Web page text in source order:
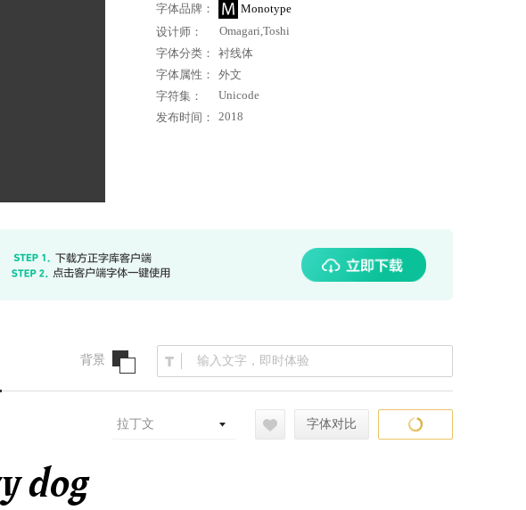
字体品牌：
Monotype
设计师：
Omagari,Toshi
字体分类：
衬线体
字体属性：
外文
字符集：
Unicode
发布时间：
2018
输入文字，即时体验
背景
字体对比
拉丁文
dog